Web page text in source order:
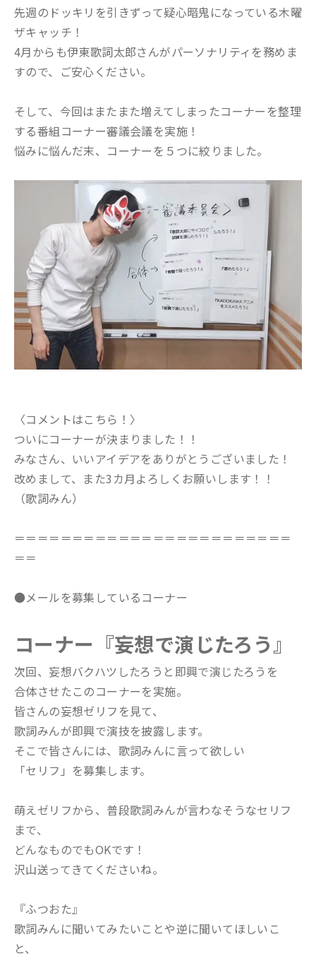
先週のドッキリを引きずって疑心暗鬼になっている木曜
ザキャッチ！
4月からも伊東歌詞太郎さんがパーソナリティを務めま
すので、ご安心ください。
そして、今回はまたまた増えてしまったコーナーを整理
する番組コーナー審議会議を実施！
悩みに悩んだ末、コーナーを５つに絞りました。
〈コメントはこちら！〉
ついにコーナーが決まりました！！
みなさん、いいアイデアをありがとうございました！
改めまして、また3カ月よろしくお願いします！！
（歌詞みん）
＝＝＝＝＝＝＝＝＝＝＝＝＝＝＝＝＝＝＝＝＝＝＝＝
＝＝
●メールを募集しているコーナー
コーナー『妄想で演じたろう』
次回、妄想バクハツしたろうと即興で演じたろうを
合体させたこのコーナーを実施。
皆さんの妄想ゼリフを見て、
歌詞みんが即興で演技を披露します。
そこで皆さんには、歌詞みんに言って欲しい
「セリフ」を募集します。
萌えゼリフから、普段歌詞みんが言わなそうなセリフ
まで、
どんなものでもOKです！
沢山送ってきてくださいね。
『ふつおた』
歌詞みんに聞いてみたいことや逆に聞いてほしいこ
と、